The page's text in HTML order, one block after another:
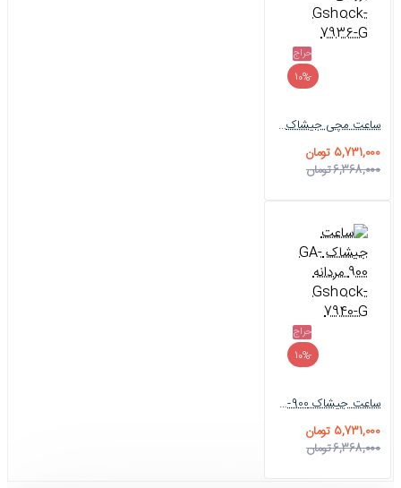
حراج
-10%
ساعت مچی جیشاک GA-900 مشکی بند برزنتی Gshock-7936-G
5,731,000 تومان
6,368,000 تومان
حراج
-10%
ساعت جیشاک GA-900 مردانه Gshock-7940-G
5,731,000 تومان
6,368,000 تومان